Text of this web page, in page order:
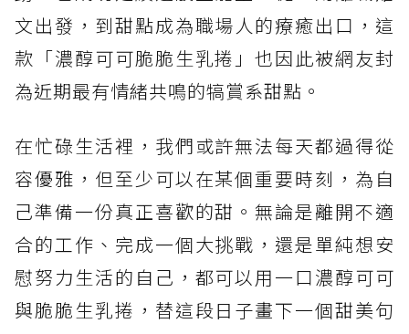
文出發，到甜點成為職場人的療癒出口，這
款「濃醇可可脆脆生乳捲」也因此被網友封
為近期最有情緒共鳴的犒賞系甜點。
在忙碌生活裡，我們或許無法每天都過得從
容優雅，但至少可以在某個重要時刻，為自
己準備一份真正喜歡的甜。無論是離開不適
合的工作、完成一個大挑戰，還是單純想安
慰努力生活的自己，都可以用一口濃醇可可
與脆脆生乳捲，替這段日子畫下一個甜美句